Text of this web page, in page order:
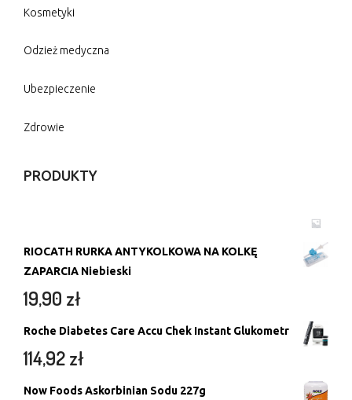
Kosmetyki
Odzież medyczna
Ubezpieczenie
Zdrowie
PRODUKTY
RIOCATH RURKA ANTYKOLKOWA NA KOLKĘ
ZAPARCIA Niebieski
19,90 zł
Roche Diabetes Care Accu Chek Instant Glukometr
114,92zł
Now Foods Askorbinian Sodu 227g